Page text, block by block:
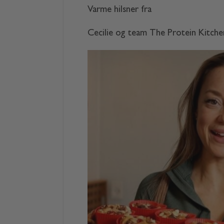
Varme hilsner fra
Cecilie og team The Protein